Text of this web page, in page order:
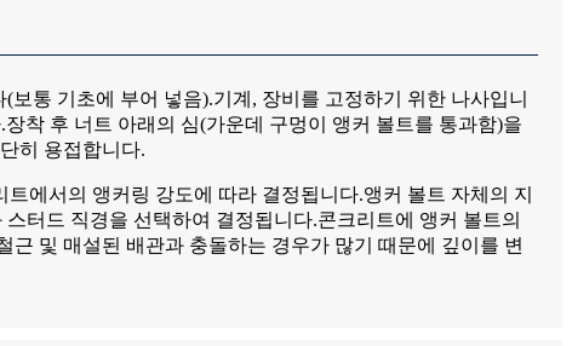
통 기초에 부어 넣음).기계, 장비를 고정하기 위한 나사입니
착 후 너트 아래의 심(가운데 구멍이 앵커 볼트를 통과함)을
히 용접합니다.
에서의 앵커링 강도에 따라 결정됩니다.앵커 볼트 자체의 지
터드 직경을 선택하여 결정됩니다.콘크리트에 앵커 볼트의
및 매설된 배관과 충돌하는 경우가 많기 때문에 깊이를 변